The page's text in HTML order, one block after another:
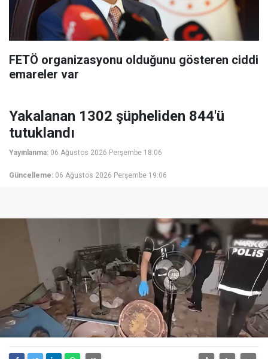
FETÖ organizasyonu olduğunu gösteren ciddi
emareler var
Yakalanan 1302 şüpheliden 844'ü
tutuklandı
Yayınlanma: 06 Ağustos 2026 Perşembe 18:06
Güncelleme: 06 Ağustos 2026 Perşembe 19:06